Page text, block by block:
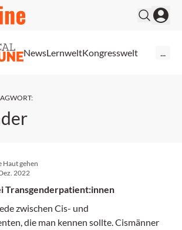
NewsLernweltKongresswelt
:
Haut gehen
2022
Transgenderpatient:innen
zwischen Cis- und
die man kennen sollte. Cismänner